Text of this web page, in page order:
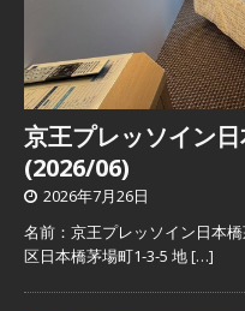
京王プレッソイン
(2026/06)
2026年7月26日
名前：京王プレッソイン日本
区日本橋茅場町1-3-5 地[…]